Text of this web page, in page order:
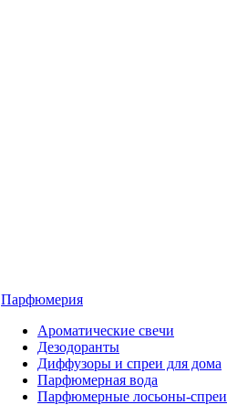
Парфюмерия
Ароматические свечи
Дезодоранты
Диффузоры и спреи для дома
Парфюмерная вода
Парфюмерные лосьоны-спреи